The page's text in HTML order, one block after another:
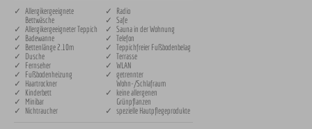
✓ Allergikergeeignete
Bettwäsche
✓ Allergikergeeigneter Teppich
✓ Badewanne
✓ Bettenlänge 2.10m
✓ Dusche
✓ Fernseher
✓ Fußbodenheizung
✓ Haartrockner
✓ Kinderbett
✓ Minibar
✓ Nichtraucher
✓ Radio
✓ Safe
✓ Sauna in der Wohnung
✓ Telefon
✓ Teppichfreier Fußbodenbelag
✓ Terrasse
✓ WLAN
✓ getrennter
Wohn-/Schlafraum
✓ keine allergenen
Grünpflanzen
✓ spezielle Hautpflegeprodukte